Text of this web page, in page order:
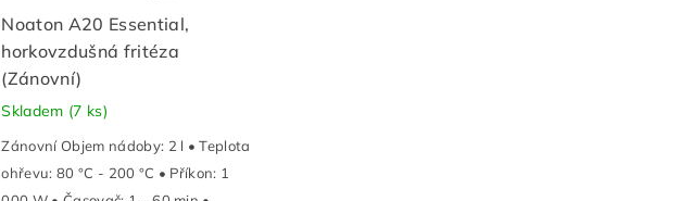
Noaton A20 Essential,
horkovzdušná fritéza
(Zánovní)
Skladem (7 ks)
Zánovní Objem nádoby: 2 l • Teplota
ohřevu: 80 °C - 200 °C • Příkon: 1